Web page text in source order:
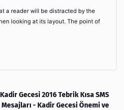
a reader will be distracted by the
looking at its layout. The point of
Kadir Gecesi 2016 Tebrik Kısa SMS
Mesajları - Kadir Gecesi Önemi ve